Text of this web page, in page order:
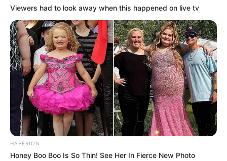
Tampil Lebih Modern, 7 Potret
Hasil Renovasi Rumah Berusia
90 Tahun
Viewers had to look away when this happened on live tv
HABERION
Honey Boo Boo Is So Thin! See Her In Fierce New Photo